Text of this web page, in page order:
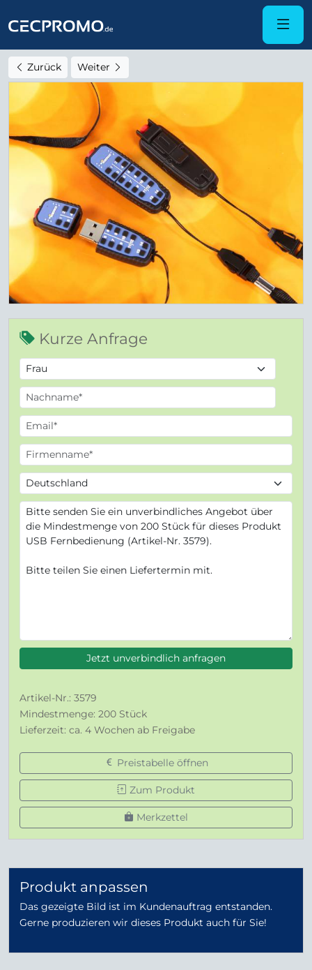
Zurück Weiter
Kurze Anfrage
Jetzt unverbindlich anfragen
Artikel-Nr.: 3579
Mindestmenge: 200 Stück
Lieferzeit: ca. 4 Wochen ab Freigabe
Preistabelle öffnen
Zum Produkt
Merkzettel
Produkt anpassen
Das gezeigte Bild ist im Kundenauftrag entstanden.
Gerne produzieren wir dieses Produkt auch für Sie!